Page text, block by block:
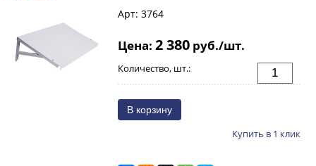
Арт: 3764
Цена: 2 380руб./шт.
Количество, шт.:
Купить в 1 клик